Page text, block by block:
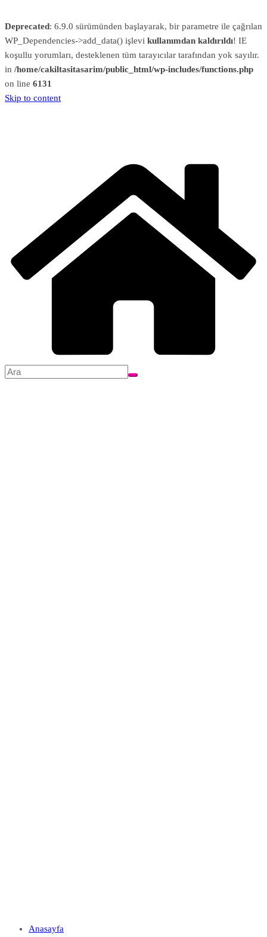
Deprecated: 6.9.0 sürümünden başlayarak, bir parametre ile çağrılan
WP_Dependencies->add_data() işlevi kullanımdan kaldırıldı! IE
koşullu yorumları, desteklenen tüm tarayıcılar tarafından yok sayılır.
in /home/cakiltasitasarim/public_html/wp-includes/functions.php
on line 6131
Skip to content
Anasayfa